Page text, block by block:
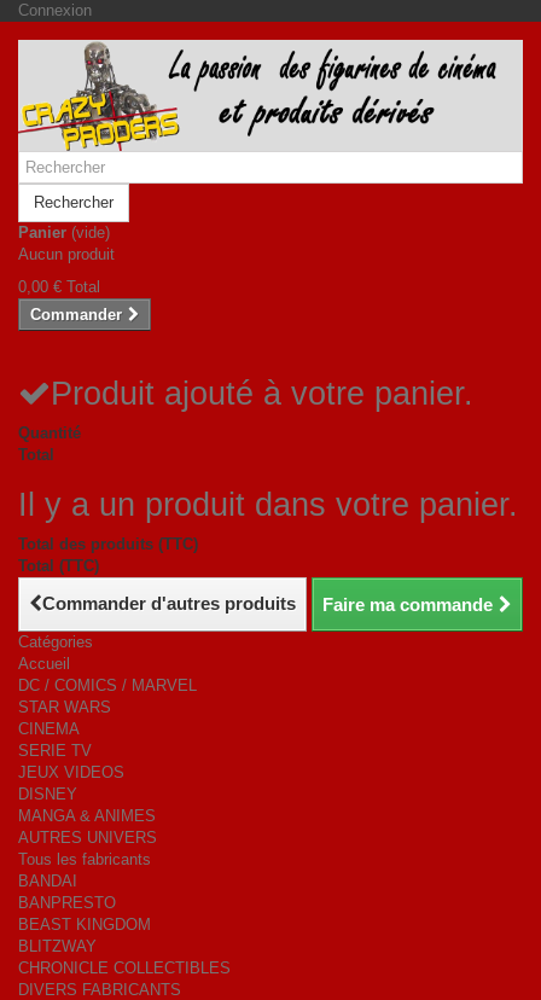
Connexion
Rechercher
Panier (vide)
Aucun produit
0,00 € Total
Commander
Produit ajouté à votre panier.
Quantité
Total
Il y a un produit dans votre panier.
Total des produits (TTC)
Total (TTC)
Commander d'autres produits Faire ma commande
Catégories
Accueil
DC / COMICS / MARVEL
STAR WARS
CINEMA
SERIE TV
JEUX VIDEOS
DISNEY
MANGA & ANIMES
AUTRES UNIVERS
Tous les fabricants
BANDAI
BANPRESTO
BEAST KINGDOM
BLITZWAY
CHRONICLE COLLECTIBLES
DIVERS FABRICANTS